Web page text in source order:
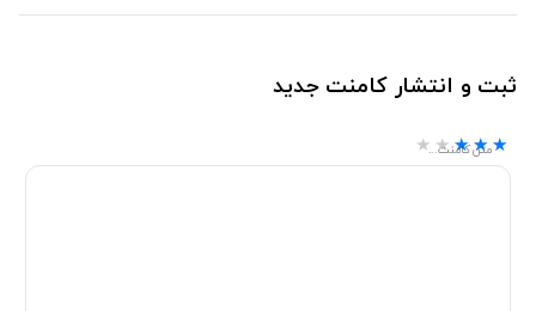
ثبت و انتشار کامنت جدید
★★★★★
★★★★★
★★★★★
متن کامنت...